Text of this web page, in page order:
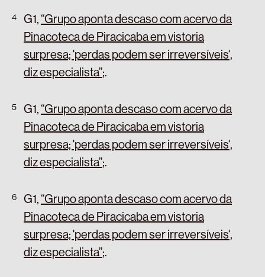
G1,“Grupo aponta descaso com acervo da
Pinacoteca de Piracicaba em vistoria
surpresa; 'perdas podem ser irreversíveis',
diz especialista”;.
G1,“Grupo aponta descaso com acervo da
Pinacoteca de Piracicaba em vistoria
surpresa; 'perdas podem ser irreversíveis',
diz especialista”;.
G1,“Grupo aponta descaso com acervo da
Pinacoteca de Piracicaba em vistoria
surpresa; 'perdas podem ser irreversíveis',
diz especialista”;.